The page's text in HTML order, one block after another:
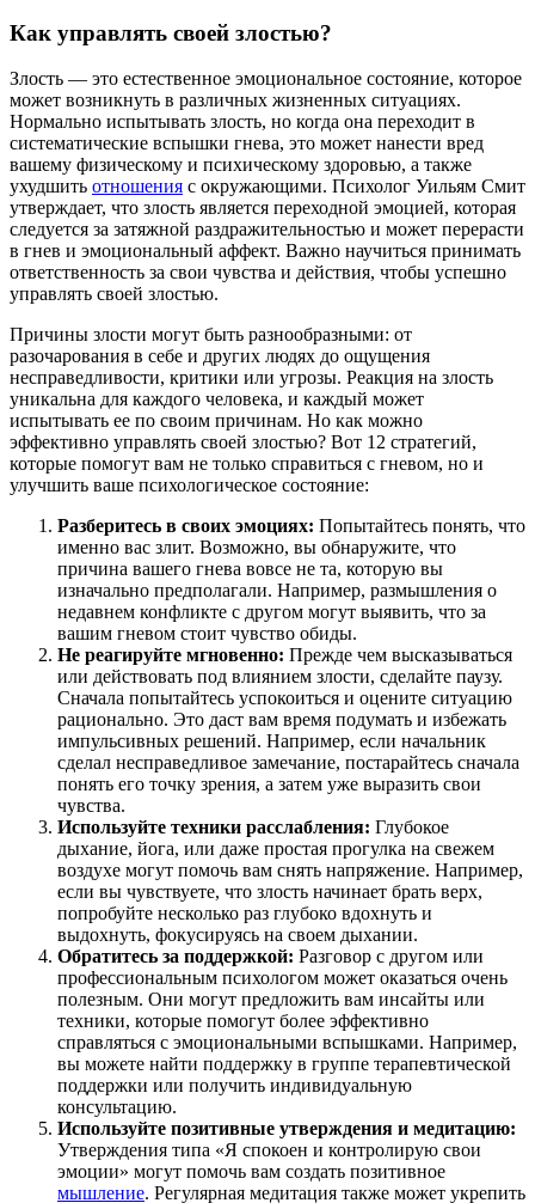
Как управлять своей злостью?
Злость — это естественное эмоциональное состояние, которое
может возникнуть в различных жизненных ситуациях.
Нормально испытывать злость, но когда она переходит в
систематические вспышки гнева, это может нанести вред
вашему физическому и психическому здоровью, а также
ухудшить отношения с окружающими. Психолог Уильям Смит
утверждает, что злость является переходной эмоцией, которая
следуется за затяжной раздражительностью и может перерасти
в гнев и эмоциональный аффект. Важно научиться принимать
ответственность за свои чувства и действия, чтобы успешно
управлять своей злостью.
Причины злости могут быть разнообразными: от
разочарования в себе и других людях до ощущения
несправедливости, критики или угрозы. Реакция на злость
уникальна для каждого человека, и каждый может
испытывать ее по своим причинам. Но как можно
эффективно управлять своей злостью? Вот 12 стратегий,
которые помогут вам не только справиться с гневом, но и
улучшить ваше психологическое состояние:
Разберитесь в своих эмоциях: Попытайтесь понять, что
именно вас злит. Возможно, вы обнаружите, что
причина вашего гнева вовсе не та, которую вы
изначально предполагали. Например, размышления о
недавнем конфликте с другом могут выявить, что за
вашим гневом стоит чувство обиды.
Не реагируйте мгновенно: Прежде чем высказываться
или действовать под влиянием злости, сделайте паузу.
Сначала попытайтесь успокоиться и оцените ситуацию
рационально. Это даст вам время подумать и избежать
импульсивных решений. Например, если начальник
сделал несправедливое замечание, постарайтесь сначала
понять его точку зрения, а затем уже выразить свои
чувства.
Используйте техники расслабления: Глубокое
дыхание, йога, или даже простая прогулка на свежем
воздухе могут помочь вам снять напряжение. Например,
если вы чувствуете, что злость начинает брать верх,
попробуйте несколько раз глубоко вдохнуть и
выдохнуть, фокусируясь на своем дыхании.
Обратитесь за поддержкой: Разговор с другом или
профессиональным психологом может оказаться очень
полезным. Они могут предложить вам инсайты или
техники, которые помогут более эффективно
справляться с эмоциональными вспышками. Например,
вы можете найти поддержку в группе терапевтической
поддержки или получить индивидуальную
консультацию.
Используйте позитивные утверждения и медитацию:
Утверждения типа «Я спокоен и контролирую свои
эмоции» могут помочь вам создать позитивное
мышление. Регулярная медитация также может укрепить